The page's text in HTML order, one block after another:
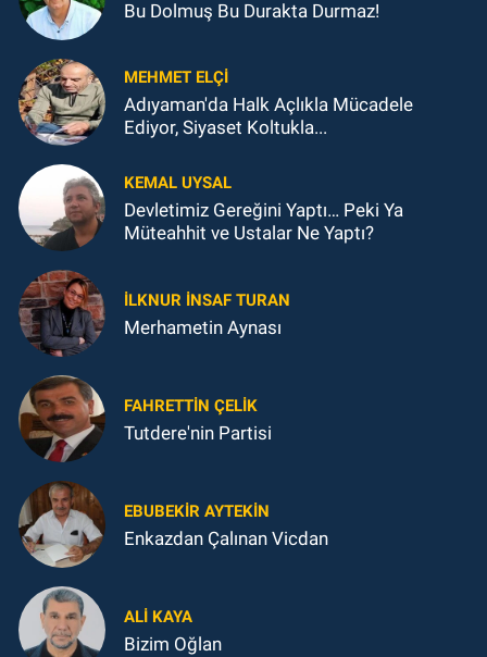
Bu Dolmuş Bu Durakta Durmaz!
MEHMET ELÇI
Adıyaman'da Halk Açlıkla Mücadele
Ediyor, Siyaset Koltukla...
KEMAL UYSAL
Devletimiz Gereğini Yaptı… Peki Ya
Müteahhit ve Ustalar Ne Yaptı?
İLKNUR İNSAF TURAN
Merhametin Aynası
FAHRETTIN ÇELİK
Tutdere'nin Partisi
EBUBEKIR AYTEKIN
Enkazdan Çalınan Vicdan
ALI KAYA
Bizim Oğlan